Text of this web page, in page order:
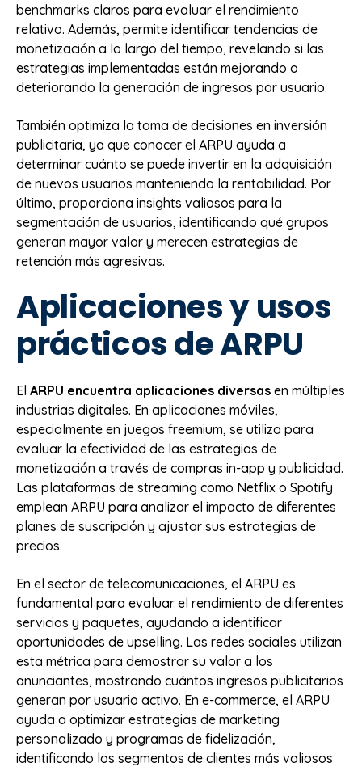
benchmarks claros para evaluar el rendimiento
relativo. Además, permite identificar tendencias de
monetización a lo largo del tiempo, revelando si las
estrategias implementadas están mejorando o
deteriorando la generación de ingresos por usuario.
También optimiza la toma de decisiones en inversión
publicitaria, ya que conocer el ARPU ayuda a
determinar cuánto se puede invertir en la adquisición
de nuevos usuarios manteniendo la rentabilidad. Por
último, proporciona insights valiosos para la
segmentación de usuarios, identificando qué grupos
generan mayor valor y merecen estrategias de
retención más agresivas.
Aplicaciones y usos
prácticos de ARPU
El ARPU encuentra aplicaciones diversas en múltiples
industrias digitales. En aplicaciones móviles,
especialmente en juegos freemium, se utiliza para
evaluar la efectividad de las estrategias de
monetización a través de compras in-app y publicidad.
Las plataformas de streaming como Netflix o Spotify
emplean ARPU para analizar el impacto de diferentes
planes de suscripción y ajustar sus estrategias de
precios.
En el sector de telecomunicaciones, el ARPU es
fundamental para evaluar el rendimiento de diferentes
servicios y paquetes, ayudando a identificar
oportunidades de upselling. Las redes sociales utilizan
esta métrica para demostrar su valor a los
anunciantes, mostrando cuántos ingresos publicitarios
generan por usuario activo. En e-commerce, el ARPU
ayuda a optimizar estrategias de marketing
personalizado y programas de fidelización,
identificando los segmentos de clientes más valiosos